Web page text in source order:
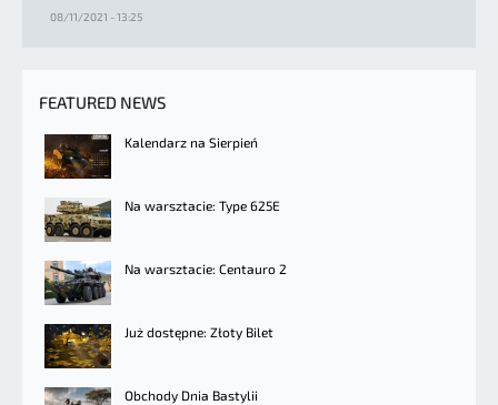
08/11/2021 - 13:25
FEATURED NEWS
Kalendarz na Sierpień
Na warsztacie: Type 625E
Na warsztacie: Centauro 2
Już dostępne: Złoty Bilet
Obchody Dnia Bastylii